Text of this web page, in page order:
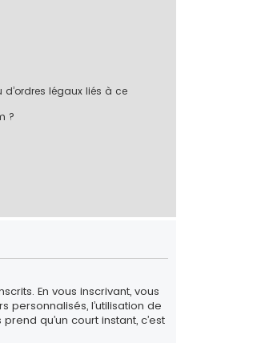
légaux liés à ce
?
En vous inscrivant, vous
personnalisés, l’utilisation de
qu’un court instant, c’est